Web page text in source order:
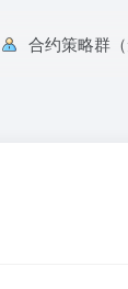
合约策略群（